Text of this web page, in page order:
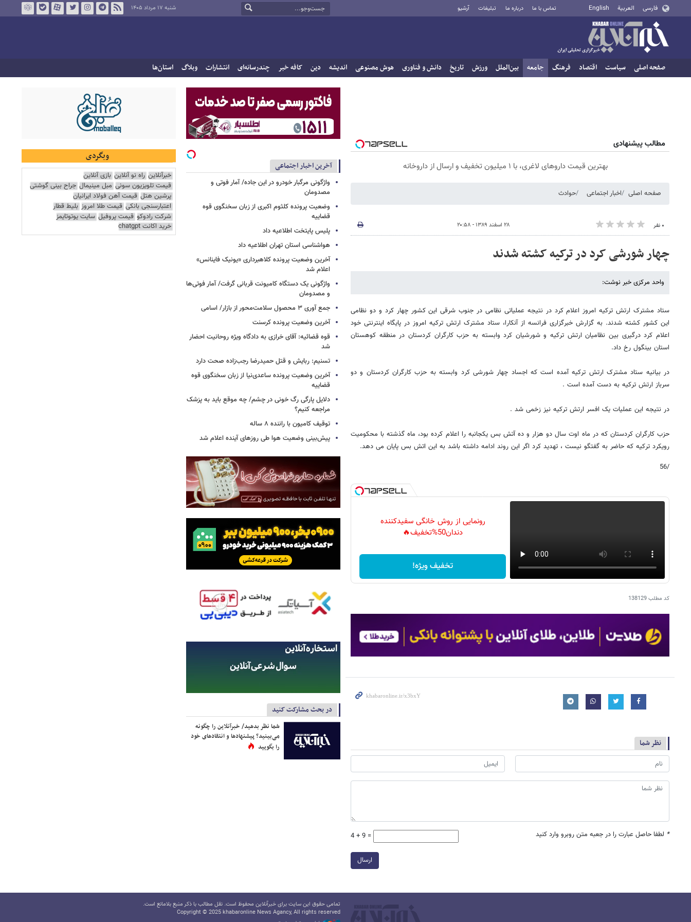
فارسی العربية English تماس با ما درباره ما تبلیغات آرشیو شنبه ۱۷ مرداد ۱۴۰۵
صفحه اصلی سیاست اقتصاد فرهنگ جامعه بین‌الملل ورزش تاریخ دانش و فناوری هوش مصنوعی اندیشه دین کافه خبر چندرسانه‌ای انتشارات وبلاگ استان‌ها
مطالب پیشنهادی
بهترین قیمت داروهای لاغری، با ۱ میلیون تخفیف و ارسال از داروخانه‌
صفحه اصلی اخبار اجتماعی حوادث
۰ نفر ۲۸ اسفند ۱۳۸۹ - ۲۰:۵۸
چهار شورشی کرد در ترکیه کشته شدند
واحد مرکزی خبر نوشت:
ستاد مشترک ارتش ترکیه امروز اعلام کرد در نتیجه عملیاتی نظامی در جنوب شرقی این کشور چهار کرد و دو نظامی
این کشور کشته شدند. به گزارش خبرگزاری فرانسه از آنکارا، ستاد مشترک ارتش ترکیه امروز در پایگاه اینترنتی خود
اعلام کرد درگیری بین نظامیان ارتش ترکیه و شورشیان کرد وابسته به حزب کارگران کردستان در منطقه کوهستان
استان بینگول رخ داد.
در بیانیه ستاد مشترک ارتش ترکیه آمده است که اجساد چهار شورشی کرد وابسته به حزب کارگران کردستان و دو
سرباز ارتش ترکیه به دست آمده است .
در نتیجه این عملیات یک افسر ارتش ترکیه نیز زخمی شد .
حزب کارگران کردستان که در ماه اوت سال دو هزار و ده آتش بس یکجانبه را اعلام کرده بود، ماه گذشته با محکومیت
رویکرد ترکیه که حاضر به گفتگو نیست ، تهدید کرد اگر این روند ادامه داشته باشد به این اتش بس پایان می دهد.
/56
رونمایی از روش خانگی سفیدکننده
دندان50%تخفیف🔥
تخفیف ویژه!
کد مطلب138129
نظر شما
* لطفا حاصل عبارت را در جعبه متن روبرو وارد کنید 4 + 9 =
ارسال
آخرین اخبار اجتماعی
واژگونی مرگبار خودرو در این جاده/ آمار فوتی و
مصدومان
وضعیت پرونده کلثوم اکبری از زبان سخنگوی قوه
قضاییه
پلیس پایتخت اطلاعیه داد
هواشناسی استان تهران اطلاعیه داد
آخرین وضعیت پرونده کلاهبرداری «یونیک فاینانس»
اعلام شد
واژگونی یک دستگاه کامیونت قربانی گرفت/ آمار فوتی‌ها
و مصدومان
جمع آوری ۳ محصول سلامت‌محور از بازار/ اسامی
آخرین وضعیت پرونده کرسنت
قوه قضائیه: آقای خرازی به دادگاه ویژه روحانیت احضار
شد
تسنیم: ربایش و قتل حمیدرضا رجب‌زاده صحت دارد
آخرین وضعیت پرونده ساعدی‌نیا از زبان سخنگوی قوه
قضاییه
دلایل پارگی رگ خونی در چشم/ چه موقع باید به پزشک
مراجعه کنیم؟
توقیف کامیون با راننده ۸ ساله
پیش‌بینی وضعیت هوا طی روزهای آینده اعلام شد
در بحث مشارکت کنید
شما نظر بدهید/ خبرآنلاین را چگونه
می‌بینید؟ پیشنهادها و انتقادهای خود
را بگویید
وبگردی
خبرآنلاین راه نو آنلاین بازی آنلاین
قیمت تلویزیون سونی مبل مینیمال جراح بینی گوشتی
پرشین هتل قیمت آهن فولاد ایرانیان
اعتبارسنجی بانکی قیمت طلا امروز بلیط قطار
شرکت رادوکو قیمت پروفیل سایت یوتوتایمز
خرید اکانت chatgpt
تمامی حقوق این سایت برای خبرآنلاین محفوظ است. نقل مطالب با ذکر منبع بلامانع است.
Copyright © 2025 khabaronline News Agancy, All rights reserved